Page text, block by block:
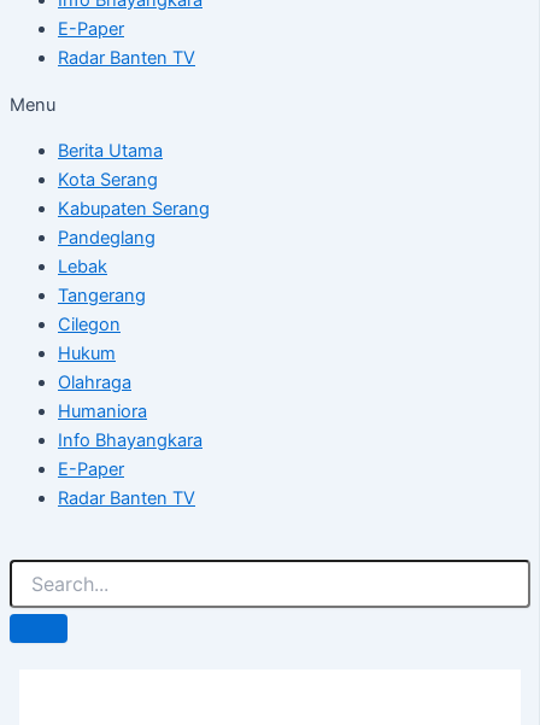
E-Paper
Radar Banten TV
Menu
Berita Utama
Kota Serang
Kabupaten Serang
Pandeglang
Lebak
Tangerang
Cilegon
Hukum
Olahraga
Humaniora
Info Bhayangkara
E-Paper
Radar Banten TV